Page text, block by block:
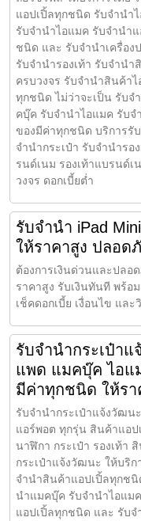
แอปเปิ้ลทุกชนิด รับจำนำ
รับจำนำไอแมค รับจำนำ
ชนิด และ รับจำนำเครื่อง
รับจำนำรองเท้า รับจำน
ครบวงจร รับจำนำสินค้า
ทุกชนิด ไม่ว่าจะเป็น รับจ
คบุ๊ค รับจำนำไอแมค รับจ
ของมีค่าทุกชนิด บริการรั
จำนำกระเป๋า รับจำนำรอ
รนด์เนม รองเท้าแบรนด์
วงจร ดอกเบี้ยต่ำ
รับจำนำ iPad
ให้ราคาสูง ปลอด
ต้องการเงินด่วนและปลอ
ราคาสูง รับเงินทันที พร้อ
เช็คดอกเบี้ย เงื่อนไข และ
รับจำนำกระเป๋า
แพด แมคบุ๊ค ไอแ
มีค่าทุกชนิด ให้รา
รับจำนำกระเป๋าแจ้งวัฒ
แอร์พอต ทุกรุ่น สินค้าแอป
นาฬิกา กระเป๋า รองเท้า
กระเป๋าแจ้งวัฒนะ ให้บริ
จำนำสินค้าแอปเปิ้ลทุกช
นำแมคบุ๊ค รับจำนำไอแม
แอปเปิ้ลทุกชนิด และ รับจ